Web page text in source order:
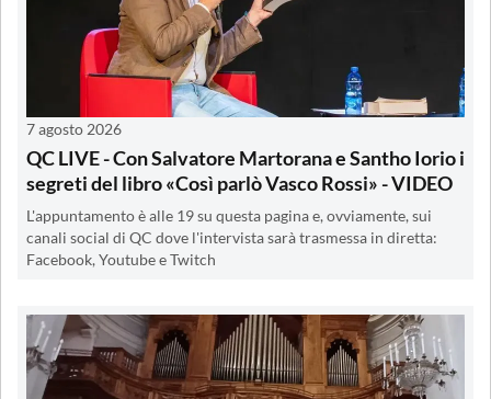
7 agosto 2026
QC LIVE - Con Salvatore Martorana e Santho Iorio i
segreti del libro «Così parlò Vasco Rossi» - VIDEO
L'appuntamento è alle 19 su questa pagina e, ovviamente, sui
canali social di QC dove l'intervista sarà trasmessa in diretta:
Facebook, Youtube e Twitch